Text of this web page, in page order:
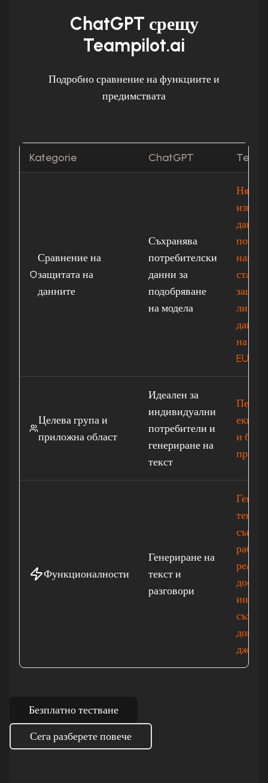
ChatGPT срещу
Teampilot.ai
Подробно сравнение на функциите и
предимствата
Kategorie ChatGPT
Сравнение на
защитата на
данните
Съхранява
потребителски
данни за
подобряване
на модела
Няма
данни
най-
на
EU.
Целева група и
приложна област
Идеален за
индивидуални
потребители и
генериране на
текст
и
Функционалности
Генериране на
текст и
разговори
текст,
Безплатно тестване
Сега разберете повече